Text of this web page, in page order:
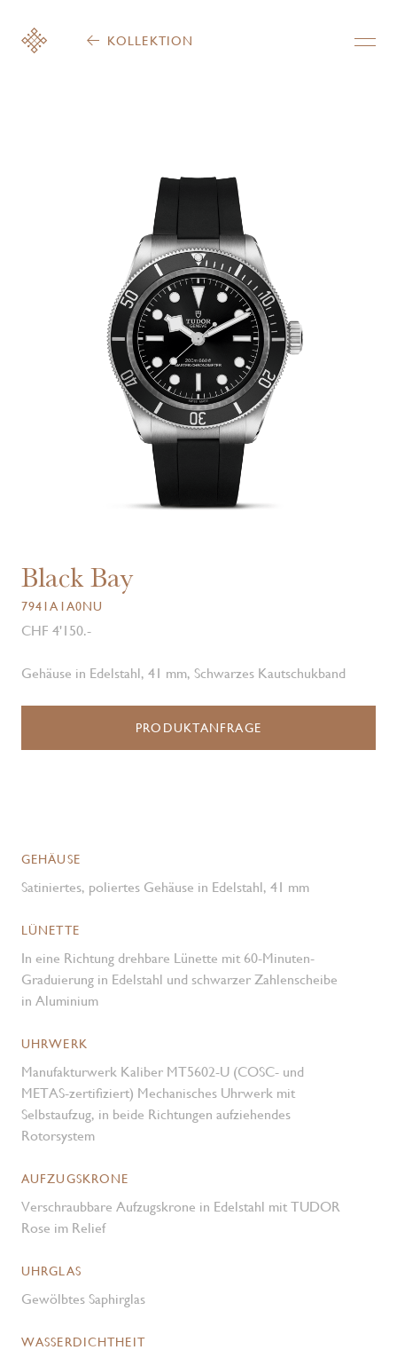
KOLLEKTION
Black Bay
7941A1A0NU
CHF 4'150.-
Gehäuse in Edelstahl, 41 mm, Schwarzes Kautschukband
PRODUKTANFRAGE
GEHÄUSE
Satiniertes, poliertes Gehäuse in Edelstahl, 41 mm
LÜNETTE
In eine Richtung drehbare Lünette mit 60-Minuten-
Graduierung in Edelstahl und schwarzer Zahlenscheibe
in Aluminium
UHRWERK
Manufakturwerk Kaliber MT5602-U (COSC- und
METAS-zertifiziert) Mechanisches Uhrwerk mit
Selbstaufzug, in beide Richtungen aufziehendes
Rotorsystem
AUFZUGSKRONE
Verschraubbare Aufzugskrone in Edelstahl mit TUDOR
Rose im Relief
UHRGLAS
Gewölbtes Saphirglas
WASSERDICHTHEIT